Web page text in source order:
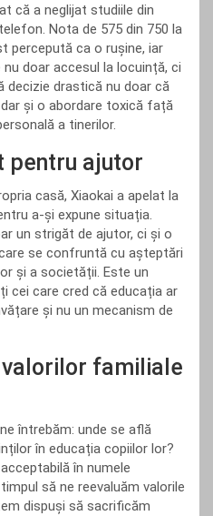
că a neglijat studiile din
Nota de 575 din 750 la
percepută ca o rușine, iar
doar accesul la locuință, ci
decizie drastică nu doar că
și o abordare toxică față
a tinerilor.
pentru ajutor
casă, Xiaokai a apelat la
a-și expune situația.
un strigăt de ajutor, ci și o
se confruntă cu așteptări
și a societății. Este un
cei care cred că educația ar
și nu un mecanism de
familiale
întrebăm: unde se află
în educația copiilor lor?
în numele
să ne reevaluăm valorile
dispuși să sacrificăm